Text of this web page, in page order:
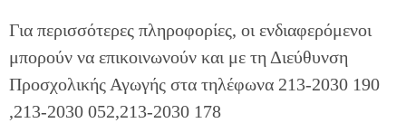
Για περισσότερες πληροφορίες, οι ενδιαφερόμενοι
μπορούν να επικοινωνούν και με τη Διεύθυνση
Προσχολικής Αγωγής στα τηλέφωνα 213-2030 190
,213-2030 052,213-2030 178